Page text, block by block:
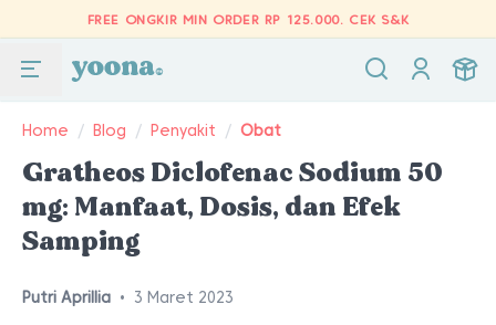
FREE ONGKIR MIN ORDER RP 125.000. CEK S&K
Home / Blog / Penyakit / Obat
Gratheos Diclofenac Sodium 50
mg: Manfaat, Dosis, dan Efek
Samping
Putri Aprillia • 3 Maret 2023